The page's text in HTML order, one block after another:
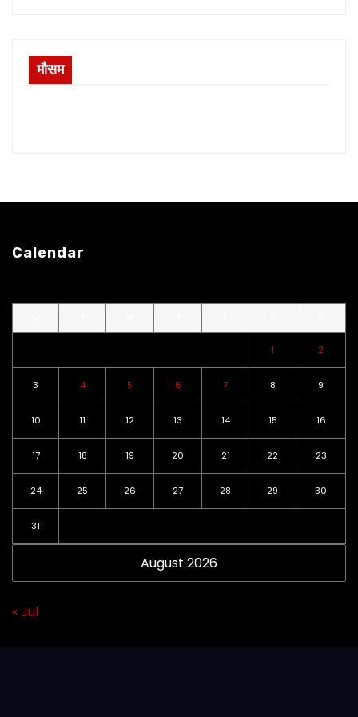
मौसम
Calendar
August 2026
1 2
3 4 5 6 7 8 9
10 11 12 13 14 15 16
17 18 19 20 21 22 23
24 25 26 27 28 29 30
31
« Jul